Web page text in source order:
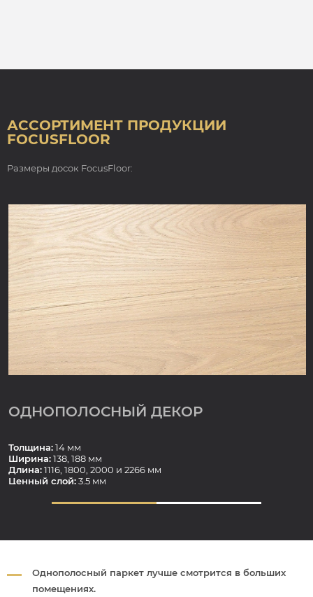
АССОРТИМЕНТ ПРОДУКЦИИ
FOCUSFLOOR
Размеры досок FocusFloor:
ОДНОПОЛОСНЫЙ ДЕКОР
Толщина:14 мм
Ширина:138, 188 мм
Длина:1116, 1800, 2000 и 2266 мм
Ценный слой:3,5 мм
Однополосный паркет лучше смотрится в больших
помещениях.